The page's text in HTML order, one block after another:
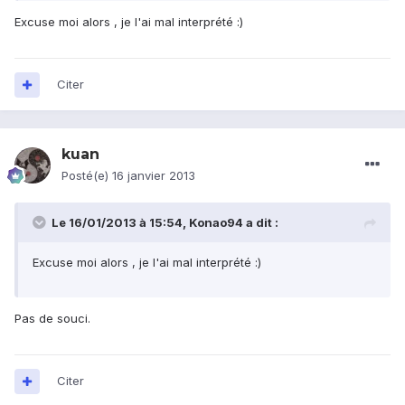
Excuse moi alors , je l'ai mal interprété :)
Citer
kuan
Posté(e) 16 janvier 2013
Le 16/01/2013 à 15:54, Konao94 a dit :
Excuse moi alors , je l'ai mal interprété :)
Pas de souci.
Citer